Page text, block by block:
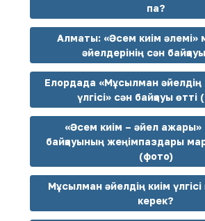
па?
Алматы: «Әсем киім әлемі»
әйелдерінің сән
Елордада «Мұсылман әйелдің
үлгісі» сән байқауы өтті
«Әсем киім – әйел ажары»
байқауының жеңімпаздары
(фото)
Мұсылман әйелдің киім үлгісі
керек?